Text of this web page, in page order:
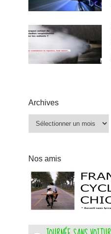
Archives
Nos amis